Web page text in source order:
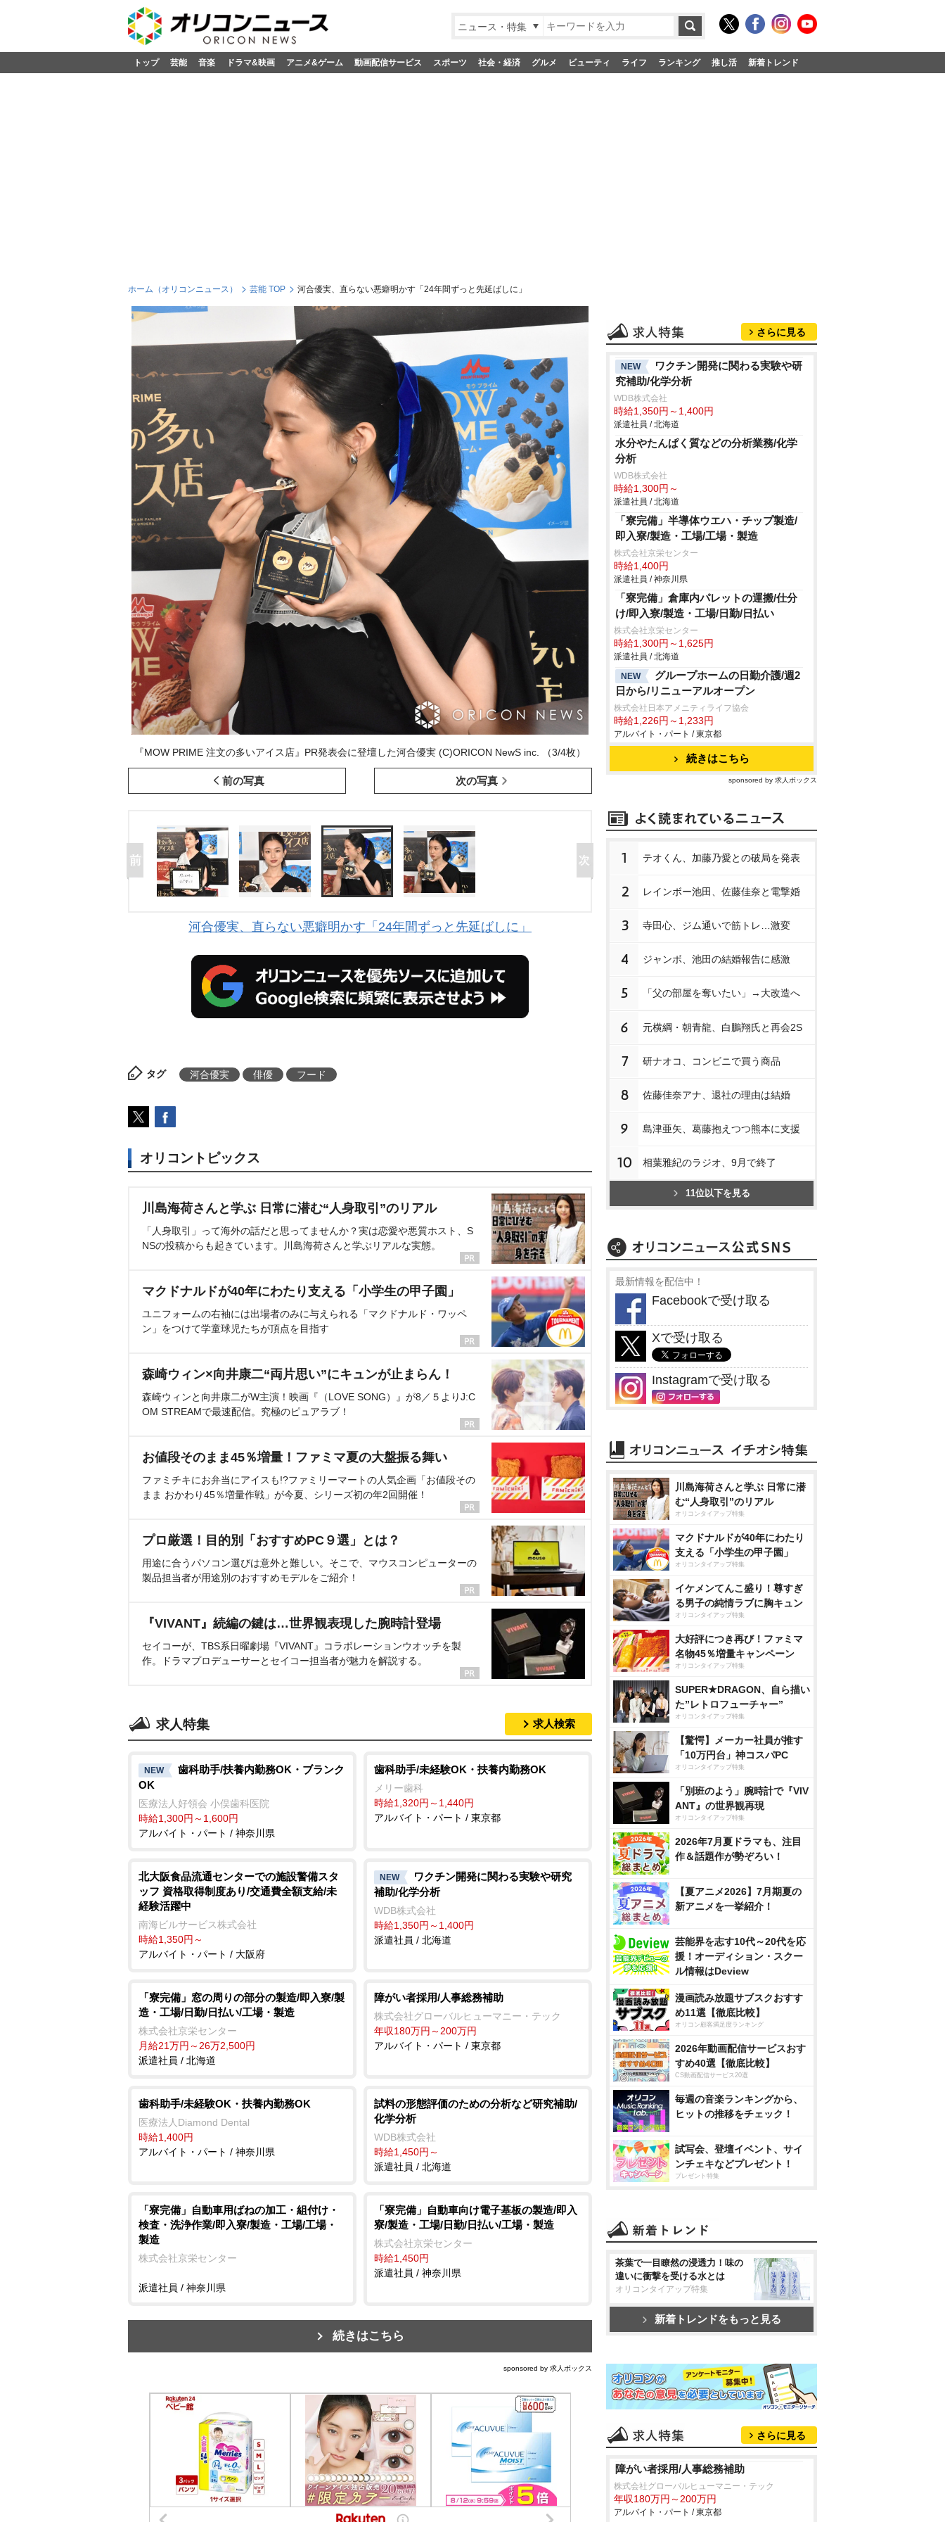
ニュース・特集
トップ 芸能 音楽 ドラマ&映画 アニメ&ゲーム 動画配信サービス スポーツ 社会・経済 グルメ ビューティ ライフ ランキング 推し活 新着トレンド
ホーム（オリコンニュース） 芸能 TOP 河合優実、直らない悪癖明かす「24年間ずっと先延ばしに」
『MOW PRIME 注文の多いアイス店』PR発表会に登壇した河合優実 (C)ORICON NewS inc. （3/4枚）
前の写真 次の写真
河合優実、直らない悪癖明かす「24年間ずっと先延ばしに」
タグ 河合優実 俳優 フード
オリコントピックス
川島海荷さんと学ぶ 日常に潜む“人身取引”のリアル
「人身取引」って海外の話だと思ってませんか？実は恋愛や悪質ホスト、S
NSの投稿からも起きています。川島海荷さんと学ぶリアルな実態。
マクドナルドが40年にわたり支える「小学生の甲子園」
ユニフォームの右袖には出場者のみに与えられる「マクドナルド・ワッペ
ン」をつけて学童球児たちが頂点を目指す
森崎ウィン×向井康二“両片思い”にキュンが止まらん！
森崎ウィンと向井康二がW主演！映画『（LOVE SONG）』が8／５よりJ:C
OM STREAMで最速配信。究極のピュアラブ！
お値段そのまま45％増量！ファミマ夏の大盤振る舞い
ファミチキにお弁当にアイスも!?ファミリーマートの人気企画「お値段その
まま おかわり45％増量作戦」が今夏、シリーズ初の年2回開催！
プロ厳選！目的別「おすすめPC９選」とは？
用途に合うパソコン選びは意外と難しい。そこで、マウスコンピューターの
製品担当者が用途別のおすすめモデルをご紹介！
『VIVANT』続編の鍵は…世界観表現した腕時計登場
セイコーが、TBS系日曜劇場『VIVANT』コラボレーションウオッチを製
作。ドラマプロデューサーとセイコー担当者が魅力を解説する。
求人特集 求人検索
NEW
歯科助手/扶養内勤務OK・ブランク
OK
医療法人好領会 小俣歯科医院
時給1,300円～1,600円
アルバイト・パート / 神奈川県
歯科助手/未経験OK・扶養内勤務OK
メリー歯科
時給1,320円～1,440円
アルバイト・パート / 東京都
北大阪食品流通センターでの施設警備スタ
ッフ 資格取得制度あり/交通費全額支給/未
経験活躍中
南海ビルサービス株式会社
時給1,350円～
アルバイト・パート / 大阪府
NEW
ワクチン開発に関わる実験や研究
補助/化学分析
WDB株式会社
時給1,350円～1,400円
派遣社員 / 北海道
「寮完備」窓の周りの部分の製造/即入寮/製
造・工場/日勤/日払い/工場・製造
株式会社京栄センター
月給21万円～26万2,500円
派遣社員 / 北海道
障がい者採用/人事総務補助
株式会社グローバルヒューマニー・テック
年収180万円～200万円
アルバイト・パート / 東京都
歯科助手/未経験OK・扶養内勤務OK
医療法人Diamond Dental
時給1,400円
アルバイト・パート / 神奈川県
試料の形態評価のための分析など研究補助/
化学分析
WDB株式会社
時給1,450円～
派遣社員 / 北海道
「寮完備」自動車用ばねの加工・組付け・
検査・洗浄作業/即入寮/製造・工場/工場・
製造
株式会社京栄センター
派遣社員 / 神奈川県
「寮完備」自動車向け電子基板の製造/即入
寮/製造・工場/日勤/日払い/工場・製造
株式会社京栄センター
時給1,450円
派遣社員 / 神奈川県
続きはこちら
sponsored by 求人ボックス
さらに見る
NEW
ワクチン開発に関わる実験や研
究補助/化学分析
WDB株式会社
時給1,350円～1,400円
派遣社員 / 北海道
水分やたんぱく質などの分析業務/化学
分析
WDB株式会社
時給1,300円～
派遣社員 / 北海道
「寮完備」半導体ウエハ・チップ製造/
即入寮/製造・工場/工場・製造
株式会社京栄センター
時給1,400円
派遣社員 / 神奈川県
「寮完備」倉庫内パレットの運搬/仕分
け/即入寮/製造・工場/日勤/日払い
株式会社京栄センター
時給1,300円～1,625円
派遣社員 / 北海道
NEW
グループホームの日勤介護/週2
日から/リニューアルオープン
株式会社日本アメニティライフ協会
時給1,226円～1,233円
アルバイト・パート / 東京都
続きはこちら
sponsored by 求人ボックス
1 テオくん、加藤乃愛との破局を発表
2 レインボー池田、佐藤佳奈と電撃婚
3 寺田心、ジム通いで筋トレ…激変
4 ジャンボ、池田の結婚報告に感激
5 「父の部屋を奪いたい」→大改造へ
6 元横綱・朝青龍、白鵬翔氏と再会2S
7 研ナオコ、コンビニで買う商品
8 佐藤佳奈アナ、退社の理由は結婚
9 島津亜矢、葛藤抱えつつ熊本に支援
10 相葉雅紀のラジオ、9月で終了
11位以下を見る
最新情報を配信中！
Facebookで受け取る
Xで受け取る
Instagramで受け取る
川島海荷さんと学ぶ 日常に潜
む“人身取引”のリアル
オリコンタイアップ特集
マクドナルドが40年にわたり
支える「小学生の甲子園」
オリコンタイアップ特集
イケメンてんこ盛り！尊すぎ
る男子の純情ラブに胸キュン
オリコンタイアップ特集
大好評につき再び！ファミマ
名物45％増量キャンペーン
オリコンタイアップ特集
SUPER★DRAGON、自ら描い
た”レトロフューチャー”
オリコンタイアップ特集
【驚愕】メーカー社員が推す
「10万円台」神コスパPC
オリコンタイアップ特集
「別班のよう」腕時計で『VIV
ANT』の世界観再現
オリコンタイアップ特集
2026年7月夏ドラマも、注目
作＆話題作が勢ぞろい！
【夏アニメ2026】7月期夏の
新アニメを一挙紹介！
芸能界を志す10代～20代を応
援！オーディション・スクー
ル情報はDeview
漫画読み放題サブスクおすす
め11選【徹底比較】
オリコン顧客満足度ランキング
2026年動画配信サービスおす
すめ40選【徹底比較】
CS動画配信サービス20選
毎週の音楽ランキングから、
ヒットの推移をチェック！
試写会、登壇イベント、サイ
ンチェキなどプレゼント！
プレゼント特集
茶葉で一目瞭然の浸透力！味の
違いに衝撃を受ける水とは
オリコンタイアップ特集
新着トレンドをもっと見る
さらに見る
障がい者採用/人事総務補助
株式会社グローバルヒューマニー・テック
年収180万円～200万円
アルバイト・パート / 東京都